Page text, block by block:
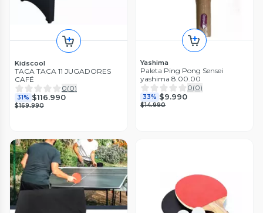
Kidscool
TACA TACA 11 JUGADORES
CAFÉ
0(0)
31% $116.990
$169.990
Yashima
Paleta Ping Pong Sensei
yashima 8.00.00
0(0)
33% $9.990
$14.990